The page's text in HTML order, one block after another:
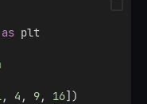
as plt
, 4 , 9, 16])